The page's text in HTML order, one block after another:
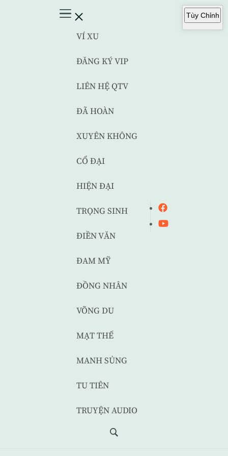
VÍ XU
ĐĂNG KÝ VIP
LIÊN HỆ QTV
ĐÃ HOÀN
XUYÊN KHÔNG
CỔ ĐẠI
HIỆN ĐẠI
TRỌNG SINH
ĐIỀN VĂN
ĐAM MỸ
ĐỒNG NHÂN
VÕNG DU
MẠT THẾ
MANH SỦNG
TU TIÊN
TRUYỆN AUDIO
Tùy Chỉnh